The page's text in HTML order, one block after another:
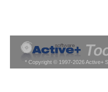
* Copyright © 1997-2026 Active+